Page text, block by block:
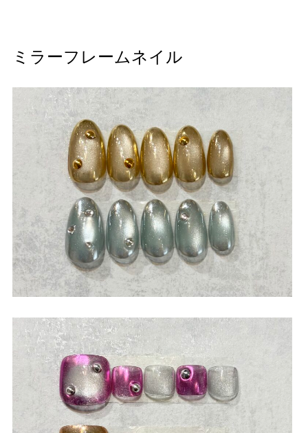
ミラーフレームネイル